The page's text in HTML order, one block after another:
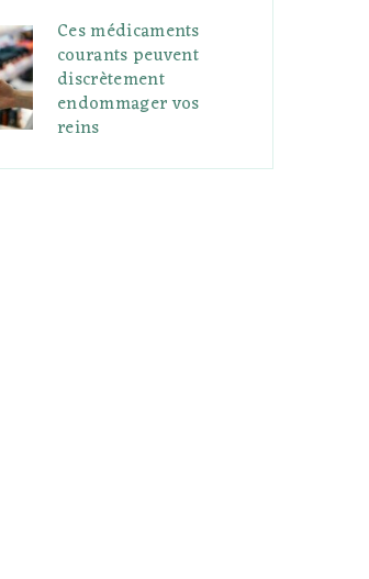
Ces médicaments
courants peuvent
discrètement
endommager vos
reins